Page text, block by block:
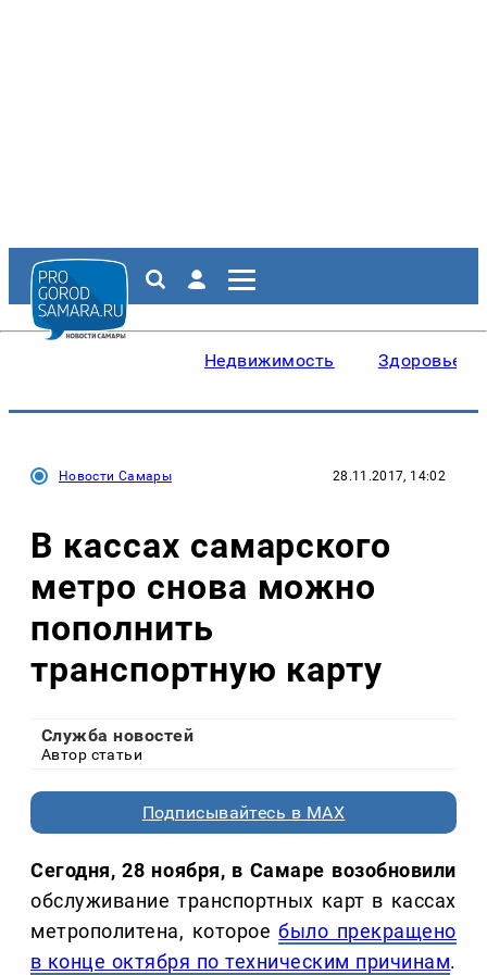
Недвижимость Здоровье
Новости Самары 28.11.2017, 14:02
В кассах самарского
метро снова можно
пополнить
транспортную карту
Служба новостей
Автор статьи
Подписывайтесь в MAX
Сегодня, 28 ноября, в Самаре возобновили
обслуживание транспортных карт в кассах
метрополитена, котороебыло прекращено
в конце октября по техническим причинам.